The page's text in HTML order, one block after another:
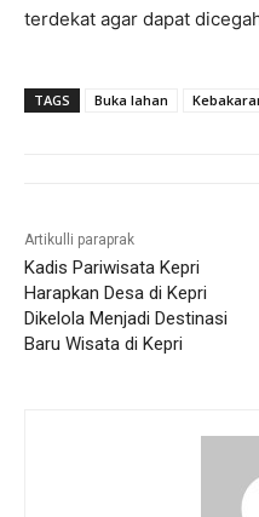
terdekat agar dapat
TAGS Buka lahan
Artikulli paraprak
Kadis Pariwisata Kepri
Harapkan Desa di Kepri
Dikelola Menjadi Destinasi
Baru Wisata di Kepri